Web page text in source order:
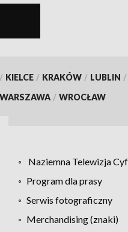
/ KIELCE / KRAKÓW / LUBLIN /
WARSZAWA / WROCŁAW
Naziemna Telewizja
Program dla prasy
Serwis fotograficzny
Merchandising (znaki)